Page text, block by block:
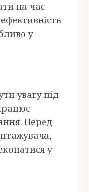
на час
у
увагу під
Перед
у